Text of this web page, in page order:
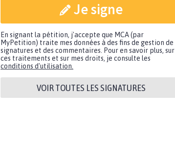
Je signe
En signant la pétition, j'accepte que MCA (par
MyPetition) traite mes données à des fins de gestion de
signatures et des commentaires. Pour en savoir plus, sur
ces traitements et sur mes droits, je consulte les
conditions d'utilisation.
VOIR TOUTES LES SIGNATURES